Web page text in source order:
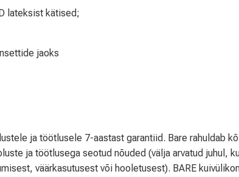
lateksist kätised;
jaoks
ja töötlusele 7-aastast garantiid. Bare rahuldab
ja töötlusega seotud nõuded (välja arvatud juhul,
väärkasutusest või hooletusest). BARE